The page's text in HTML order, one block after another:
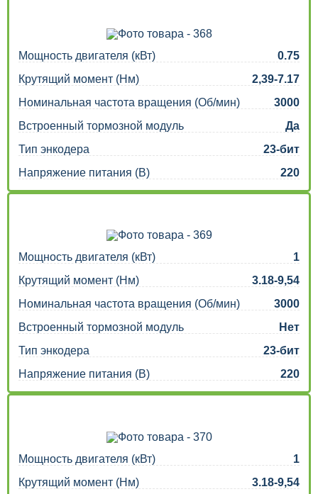
Мощность двигателя (кВт)
0.75
Крутящий момент (Нм)
2,39-7.17
Номинальная частота вращения (Об/мин)
3000
Встроенный тормозной модуль
Да
Тип энкодера
23-бит
Напряжение питания (В)
220
Мощность двигателя (кВт)
1
Крутящий момент (Нм)
3.18-9,54
Номинальная частота вращения (Об/мин)
3000
Встроенный тормозной модуль
Нет
Тип энкодера
23-бит
Напряжение питания (В)
220
Мощность двигателя (кВт)
1
Крутящий момент (Нм)
3.18-9,54